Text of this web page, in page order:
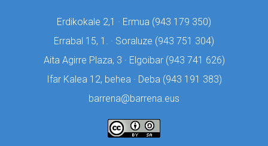
Erdikokale 2,1 · Ermua (943 179 350)
Errabal 15, 1. · Soraluze (943 751 304)
Aita Agirre Plaza, 3 · Elgoibar (943 741 626)
Ifar Kalea 12, behea · Deba (943 191 383)
barrena@barrena.eus